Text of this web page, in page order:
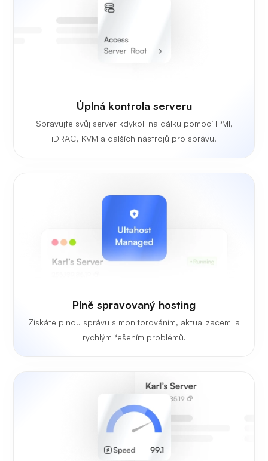
Úplná kontrola serveru
Spravujte svůj server kdykoli na dálku pomocí IPMI,
iDRAC, KVM a dalších nástrojů pro správu.
Plně spravovaný hosting
Získáte plnou správu s monitorováním, aktualizacemi a
rychlým řešením problémů.